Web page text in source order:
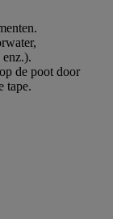
de poot door
tape.